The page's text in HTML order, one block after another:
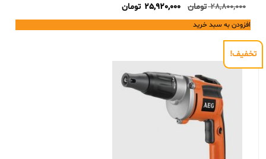
28,800,000 تومان
Original
price
was:
25,920,000 تومانCurrent
price
is:
افزودن به سبد خرید
تخفیف!